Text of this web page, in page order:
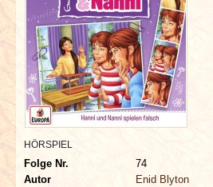
VERLOSUNGEN
INTERVIEWS
SPECIALS
REDAKTION
LINKS
HÖRSPIEL
Folge Nr.
74
Autor
Enid Blyton